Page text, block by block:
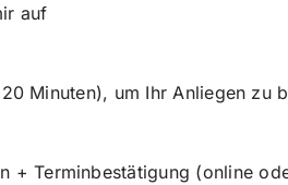
auf
Minuten), um Ihr Anliegen zu
+ Terminbestätigung (online